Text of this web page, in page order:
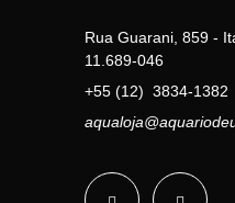
Rua Guarani, 859 -
11.689-046
+55 (12) 3834-1382